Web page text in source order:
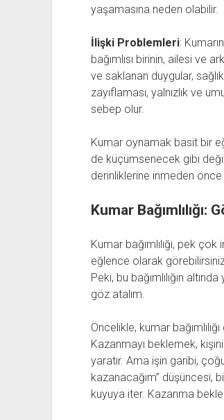
yaşamasına neden olabilir.
İlişki Problemleri:
bağımlısı birinin, ailesi ve
ve saklanan duygular,
zayıflaması, yalnızlık ve
sebep olur.
Kumar oynamak basit bir
de küçümsenecek gibi
derinliklerine inmeden
Kumar
Kumar bağımlılığı, pek
eğlence olarak
Peki, bu bağımlılığın
göz atalım.
Öncelikle, kumar
Kazanmayı beklemek,
yaratır. Ama işin garibi,
kazanacağım” düşüncesi,
kuyuya iter. Kazanma